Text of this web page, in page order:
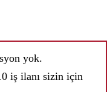
yok.
iş ilanı sizin için